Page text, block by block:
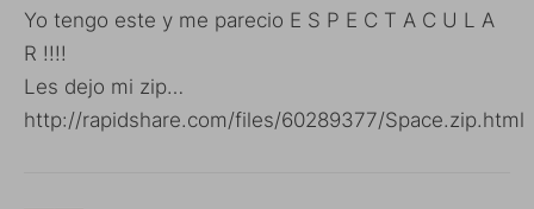
Yo tengo este y me parecio E S P E C T A C U L A
R !!!!
Les dejo mi zip…
http://rapidshare.com/files/60289377/Space.zip.html